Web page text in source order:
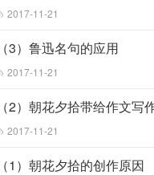
2017-11-21
3）鲁迅名句的应用
2017-11-21
2017-11-21
1）朝花夕拾的创作原因